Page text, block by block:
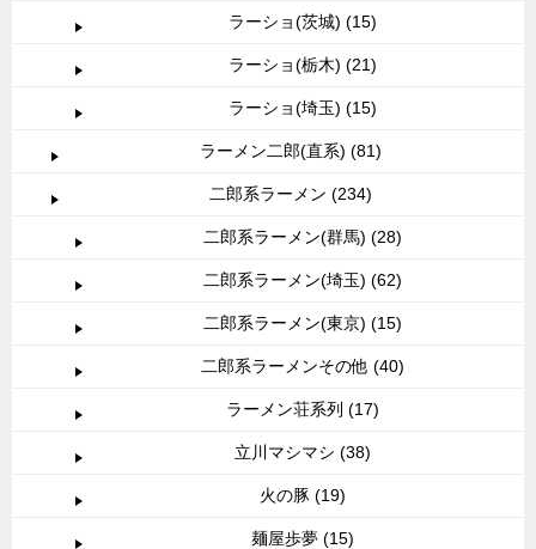
ラーショ(茨城) (15)
ラーショ(栃木) (21)
ラーショ(埼玉) (15)
ラーメン二郎(直系) (81)
二郎系ラーメン (234)
二郎系ラーメン(群馬) (28)
二郎系ラーメン(埼玉) (62)
二郎系ラーメン(東京) (15)
二郎系ラーメンその他 (40)
ラーメン荘系列 (17)
立川マシマシ (38)
火の豚 (19)
麺屋歩夢 (15)